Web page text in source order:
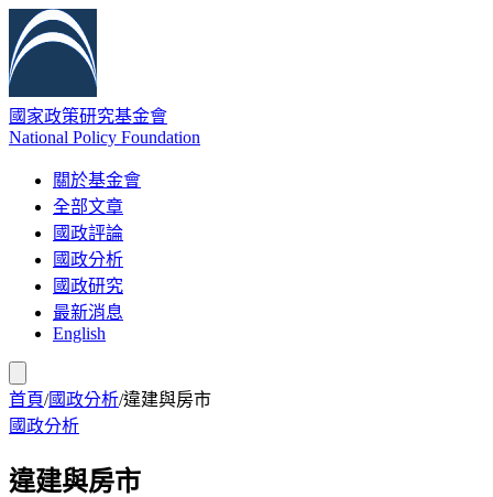
國家政策研究基金會
National Policy Foundation
關於基金會
全部文章
國政評論
國政分析
國政研究
最新消息
English
首頁/國政分析/違建與房市
國政分析
違建與房市